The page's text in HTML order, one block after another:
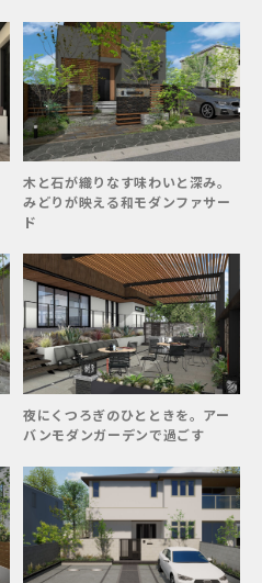
木と石が織りなす味わいと深み。
みどりが映える和モダンファサー
ド
夜にくつろぎのひとときを。アー
バンモダンガーデンで過ごす